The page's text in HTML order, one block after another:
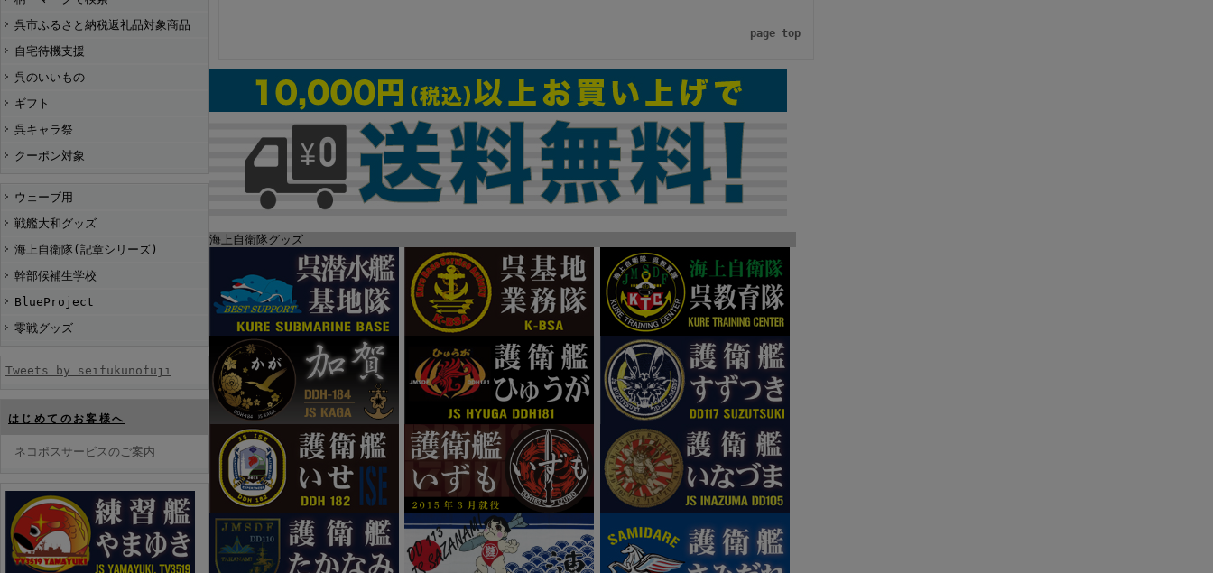
呉市ふるさと納税返礼品対象商品
自宅待機支援
呉のいいもの
ギフト
呉キャラ祭
クーポン対象
ウェーブ用
戦艦大和グッズ
海上自衛隊(記章シリーズ)
幹部候補生学校
BlueProject
零戦グッズ
Tweets by seifukunofuji
はじめてのお客様へ
ネコポスサービスのご案内
page top
海上自衛隊グッズ